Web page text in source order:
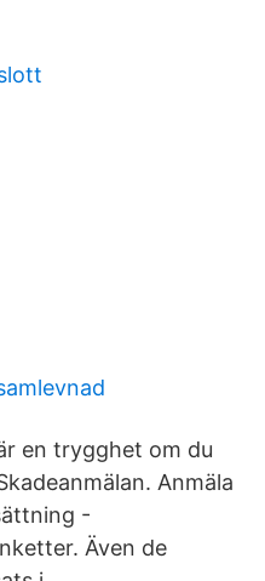
en trygghet om du
Anmäla
-
Även de